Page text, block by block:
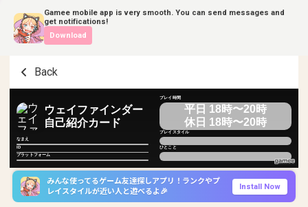
Gamee mobile app is very smooth. You can send messages and
get notifications!
Download
Back
ウェイファインダー
自己紹介カード
なまえ
ID
プラットフォーム
プレイ時間
平日 18時〜20時
休日 18時〜20時
プレイスタイル
ひとこと
みんな使ってるゲーム友達探しアプリ！ランクやプ
レイスタイルが近い人と遊べるよ🎉
Install Now